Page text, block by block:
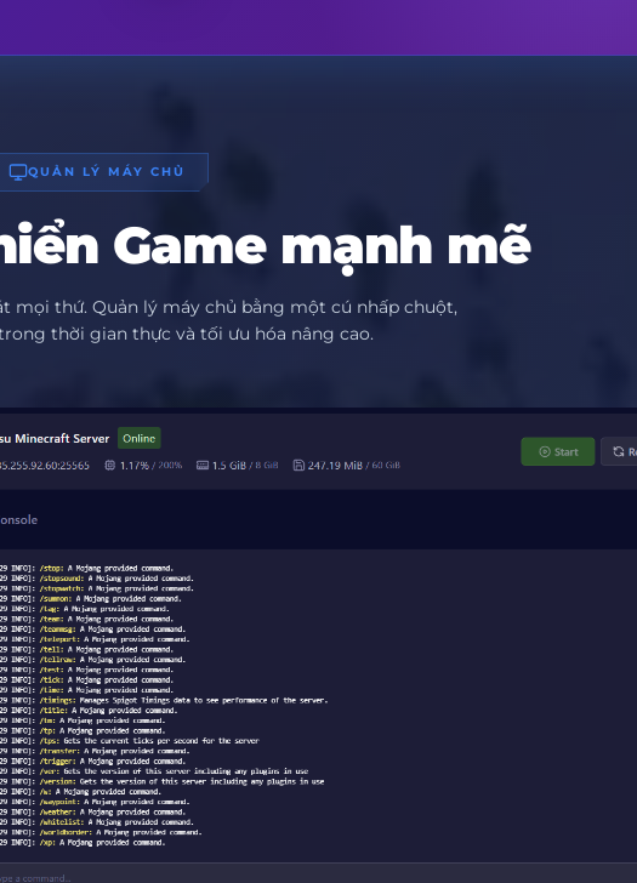
QUẢN LÝ MÁY CHỦ
Game mạnh mẽ
mọi thứ. Quản lý máy chủ bằng một cú nhấp chuột,
thời gian thực và tối ưu hóa nâng cao.